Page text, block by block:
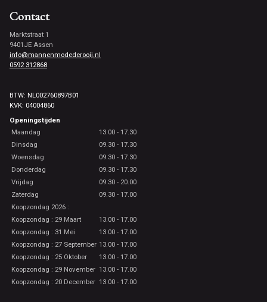
Contact
Marktstraat 1
9401JE Assen
info@mannenmodederooij.nl
0592 312868
BTW: NL002760897B01
KVK: 04004860
Openingstijden
Maandag
13.00 - 17.30
Dinsdag
09.30 - 17.30
Woensdag
09.30 - 17.30
Donderdag
09.30 - 17.30
Vrijdag
09.30 - 20.00
Zaterdag
09.30 - 17.00
Koopzondag 2026 :
Koopzondag : 29 Maart
13.00 - 17.00
Koopzondag : 31 Mei
13.00 - 17.00
Koopzondag : 27 September 13.00 - 17.00
Koopzondag : 25 Oktober
13.00 - 17.00
Koopzondag : 29 November 13.00 - 17.00
Koopzondag : 20 December 13.00 - 17.00